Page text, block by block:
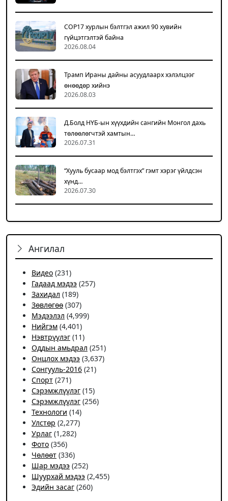
COP17 хурлын бэлтгэл ажил 90 хувийн
гүйцэтгэлтэй байна
2026.08.04
Трамп Ираны дайны асуудлаарх хэлэлцээг
өнөөдөр хийнэ
2026.08.03
Д.Болд НҮБ-ын хүүхдийн сангийн Монгол дахь
төлөөлөгчтэй хамтын…
2026.07.31
“Хууль бусаар мод бэлтгэх” гэмт хэрэг үйлдсэн
хүнд…
2026.07.30
Ангилал
Видео (231)
Гадаад мэдээ (257)
Захидал (189)
Зөвлөгөө (307)
Мэдээлэл (4,999)
Нийгэм (4,401)
Нэвтрүүлэг (11)
Оддын амьдрал (251)
Онцлох мэдээ (3,637)
Сонгууль-2016 (21)
Спорт (271)
Сэрэмжлүүлэг (15)
Сэрэмжлүүлэг (256)
Технологи (14)
Улстөр (2,277)
Урлаг (1,282)
Фото (356)
Чѳлѳѳт (336)
Шар мэдээ (252)
Шуурхай мэдээ (2,455)
Эдийн засаг (260)